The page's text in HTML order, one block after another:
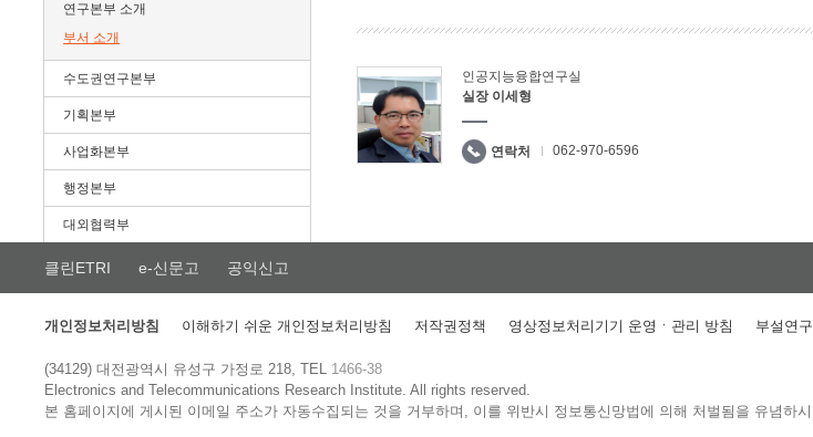
연구본부 소개
부서 소개
수도권연구본부
기획본부
사업화본부
행정본부
대외협력부
인공지능융합연구실
실장 이세형
연락처 062-970-6596
클린ETRI e-신문고 공익신고
개인정보처리방침 이해하기 쉬운 개인정보처리방침 저작권정책 영상정보처리기기 운영ㆍ관리 방침 부설연
(34129) 대전광역시 유성구 가정로 218, TEL 1466-38
Electronics and Telecommunications Research Institute.All rights reserved.
본 홈페이지에 게시된 이메일 주소가 자동수집되는 것을 거부하며, 이를 위반시 정보통신망법에 의해 처벌됨을 유념하